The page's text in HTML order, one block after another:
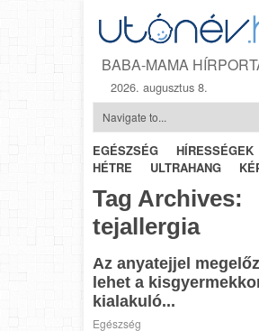
BABA-MAMA
2026. augusztus 8.
EGÉSZSÉG HÍRESSÉGEK
HÉTRE
ULTRAHANG
Tag Archives:
tejallergia
Az anyatejjel
lehet a
kialakuló...
Egészség